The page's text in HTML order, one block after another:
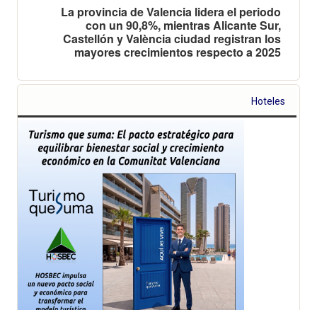
La provincia de Valencia lidera el periodo
con un 90,8%, mientras Alicante Sur,
Castellón y València ciudad registran los
mayores crecimientos respecto a 2025
Hoteles